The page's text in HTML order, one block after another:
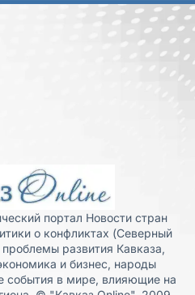
портал Новости стран
о конфликтах (Северный
развития Кавказа,
и бизнес, народы
события в мире, влияющие на